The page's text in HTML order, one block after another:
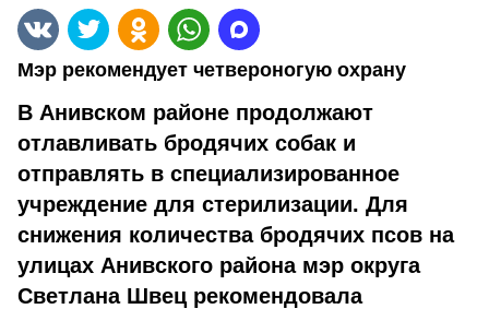
Мэр рекомендует четвероногую охрану
В Анивском районе продолжают
отлавливать бродячих собак и
отправлять в специализированное
учреждение для стерилизации. Для
снижения количества бродячих псов на
улицах Анивского района мэр округа
Светлана Швец рекомендовала